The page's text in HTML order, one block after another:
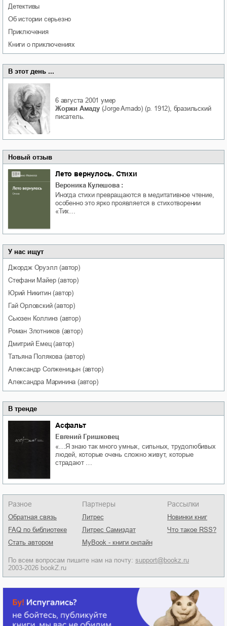
детективы
об истории серьезно
приключения
книги о приключениях
В этот день ...
6 августа 2001 умер
Жоржи Амаду(Jorge Amado) (р. 1912), бразильский
писатель.
Новый отзыв
Лето вернулось. Стихи
Вероника Кулешова :
Иногда стихи превращаются в медитативное чтение,
особенно это ярко проявляется в стихотворении
«Тих…
У нас ищут
Джордж Оруэлл (автор)
Стефани Майер(автор)
Юрий Никитин(автор)
Гай Орловский(автор)
Сьюзен Коллинз (автор)
Роман Злотников (автор)
Дмитрий Емец(автор)
Татьяна Полякова(автор)
Александр Солженицын (автор)
Александра Маринина (автор)
В тренде
Асфальт
Евгений Гришковец
«…Я знаю так много умных, сильных, трудолюбивых
людей, которые очень сложно живут, которые
страдают …
Разное
Обратная связь
FAQ по библиотеке
Стать автором
Партнеры
Литрес
Литрес Самиздат
MyBook - книги онлайн
Рассылки
Новинки книг
Что такое RSS?
По всем вопросам пишите нам на почту: support@bookz.ru
2003-2026 bookZ.ru